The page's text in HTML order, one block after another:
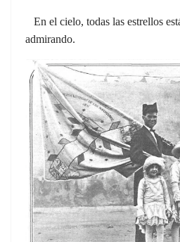
En el cielo, todas las estrellos
admirando.